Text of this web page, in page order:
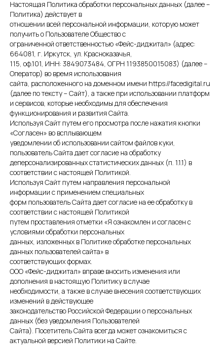
Настоящая Политика обработки персональных данных (далее –
Политика) действует в
отношении всей персональной информации, которую может
получить о Пользователе Общество с
ограниченной ответственностью «Фейс-диджитал» (адрес:
664081, г. Иркутск, ул. Красноказачья,
115, оф.101, ИНН: 3849073484, ОГРН 1193850015083) (далее –
Оператор) во время использования
сайта, расположенного на доменном имени https://facedigital.ru
(далее по тексту – Сайт), а также при использовании платформ
и сервисов, которые необходимы для обеспечения
функционирования и развития Сайта.
Используя Сайт путем его просмотра после нажатия кнопки
«Согласен» во всплывающем
уведомлении об использовании сайтом файлов куки,
пользователь Сайта дает согласие на обработку
деперсонализированных статистических данных (п. 1.1.1) в
соответствии с настоящей Политикой.
Используя Сайт путем направления персональной
информации с применением специальных
форм пользователь Сайта дает согласие на ее обработку в
соответствии с настоящей Политикой
путем проставления отметки «Я ознакомлен и согласен с
условиями обработки персональных
данных, изложенных в Политике обработке персональных
данных пользователей сайта» в
соответствующих формах.
ООО «Фейс-диджитал» вправе вносить изменения или
дополнения в настоящую Политику в случае
необходимости, а также в случае внесения соответствующих
изменений в действующее
законодательство Российской Федерации о персональных
данных (без уведомления Пользователей
Сайта). Посетитель Сайта всегда может ознакомиться с
актуальной версией Политики на Сайте.